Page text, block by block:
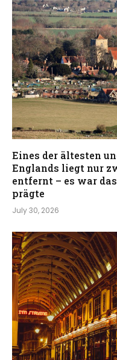
Eines der ältesten
Englands liegt nur
entfernt – es war
prägte
July 30, 2026